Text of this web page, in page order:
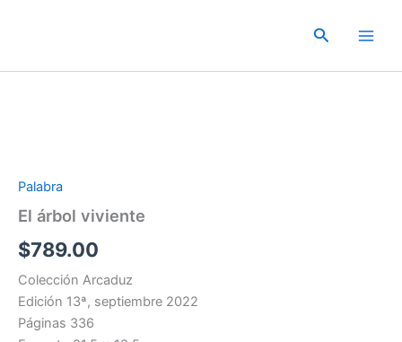
Buscar
Palabra
El árbol viviente
$789.00
Colección Arcaduz
Edición 13ª, septiembre 2022
Páginas 336